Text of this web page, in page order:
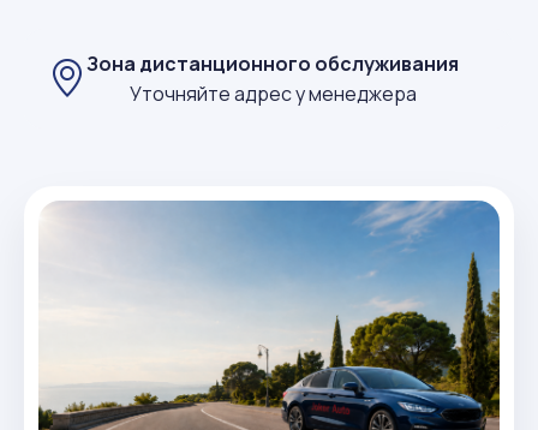
Зона дистанционного обслуживания
Уточняйте адрес у менеджера